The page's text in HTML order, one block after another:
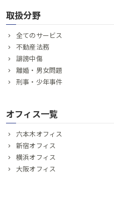
取扱分野
全てのサービス
不動産法務
誹謗中傷
離婚・男女問題
刑事・少年事件
オフィス一覧
六本木オフィス
新宿オフィス
横浜オフィス
大阪オフィス